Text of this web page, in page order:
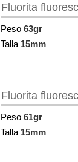
Fluorita
Peso 63gr
Talla 15mm
Fluorita
Peso 61gr
Talla 15mm